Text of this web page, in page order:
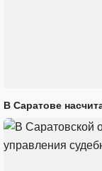
В Саратове